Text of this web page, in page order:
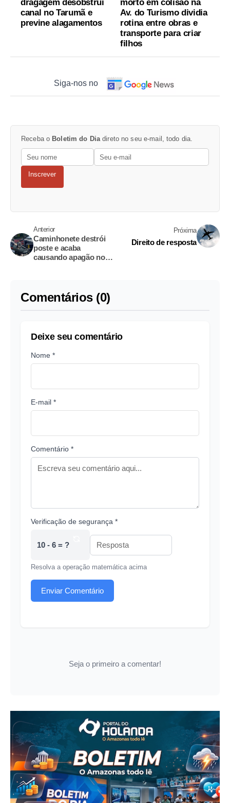
dragagem desobstrui
canal no Tarumã e
previne alagamentos
morto em colisão na
Av. do Turismo dividia
rotina entre obras e
transporte para criar
filhos
Siga-nos no
Receba o Boletim do Dia direto no seu e-mail, todo dia.
Inscrever
Anterior
Caminhonete destrói
poste e acaba
causando apagão no
Próxima
Direito de resposta
Comentários (0)
Deixe seu comentário
Nome *
E-mail *
Comentário *
Verificação de segurança *
10 - 6 = ?
Resolva a operação matemática acima
Enviar Comentário
Seja o primeiro a comentar!